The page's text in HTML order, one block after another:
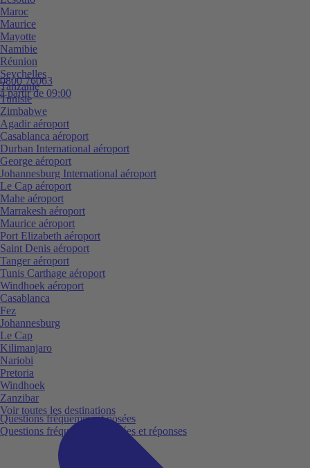
0800 76063
à partir de 09:00
Questions fréquemment posées
Questions fréquemment posées et réponses
Maroc
Maurice
Mayotte
Namibie
Réunion
Seychelles
Tanzanie
Tunisie
Zimbabwe
Agadir aéroport
Casablanca aéroport
Durban International aéroport
George aéroport
Johannesburg International aéroport
Le Cap aéroport
Mahe aéroport
Marrakesh aéroport
Maurice aéroport
Port Elizabeth aéroport
Saint Denis aéroport
Tanger aéroport
Tunis Carthage aéroport
Windhoek aéroport
Casablanca
Fez
Johannesburg
Le Cap
Kilimanjaro
Nariobi
Pretoria
Windhoek
Zanzibar
Voir toutes les destinations